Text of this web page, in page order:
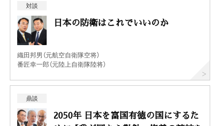
対談
日本の防衛はこれでいいのか
織田邦男（元航空自衛隊空将）
番匠幸一郎（元陸上自衛隊陸将）
鼎談
2050年 日本を富国有徳の国にするた